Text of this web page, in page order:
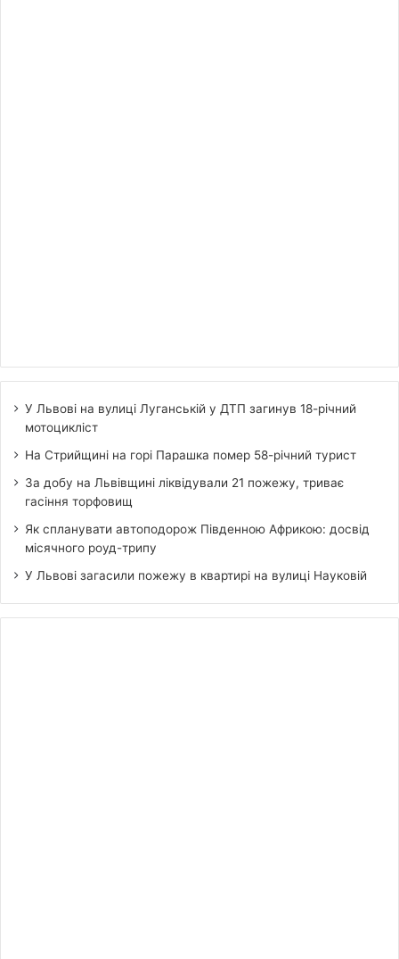
У Львові на вулиці Луганській у ДТП загинув 18-річний
мотоцикліст
На Стрийщині на горі Парашка помер 58-річний турист
За добу на Львівщині ліквідували 21 пожежу, триває
гасіння торфовищ
Як спланувати автоподорож Південною Африкою: досвід
місячного роуд-трипу
У Львові загасили пожежу в квартирі на вулиці Науковій